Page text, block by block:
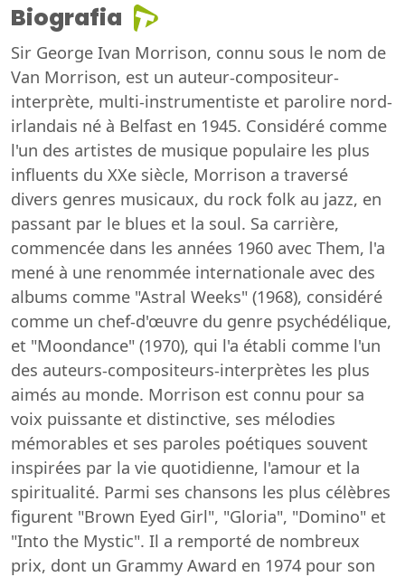
Biografia
Sir George Ivan Morrison, connu sous le nom de
Van Morrison, est un auteur-compositeur-
interprète, multi-instrumentiste et parolire nord-
irlandais né à Belfast en 1945. Considéré comme
l'un des artistes de musique populaire les plus
influents du XXe siècle, Morrison a traversé
divers genres musicaux, du rock folk au jazz, en
passant par le blues et la soul. Sa carrière,
commencée dans les années 1960 avec Them, l'a
mené à une renommée internationale avec des
albums comme "Astral Weeks" (1968), considéré
comme un chef-d'œuvre du genre psychédélique,
et "Moondance" (1970), qui l'a établi comme l'un
des auteurs-compositeurs-interprètes les plus
aimés au monde. Morrison est connu pour sa
voix puissante et distinctive, ses mélodies
mémorables et ses paroles poétiques souvent
inspirées par la vie quotidienne, l'amour et la
spiritualité. Parmi ses chansons les plus célèbres
figurent "Brown Eyed Girl", "Gloria", "Domino" et
"Into the Mystic". Il a remporté de nombreux
prix, dont un Grammy Award en 1974 pour son